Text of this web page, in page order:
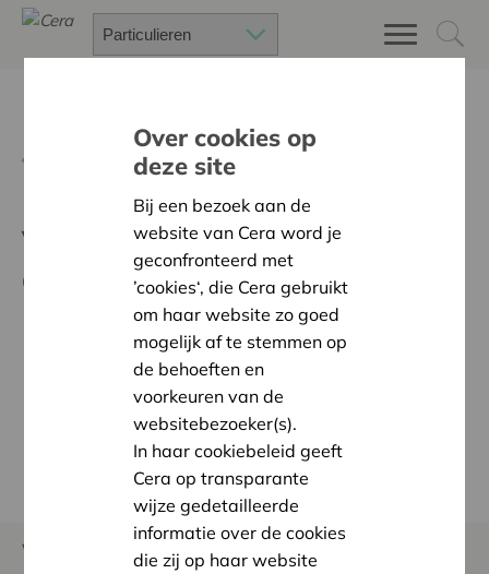
Steun aan de samenleving
Veelgestelde vragen Steun
aan de samenleving
Wie kan steun vragen?
Wat zijn de voorwaarden?
Hoe vraag je steun aan?
Wil je meer info?
Wie kan steun vragen?
Over cookies op
deze site
Bij een bezoek aan de
website van Cera word je
geconfronteerd met
’cookies‘, die Cera gebruikt
om haar website zo goed
mogelijk af te stemmen op
de behoeften en
voorkeuren van de
websitebezoeker(s).
In haar cookiebeleid geeft
Cera op transparante
wijze gedetailleerde
informatie over de cookies
die zij op haar website